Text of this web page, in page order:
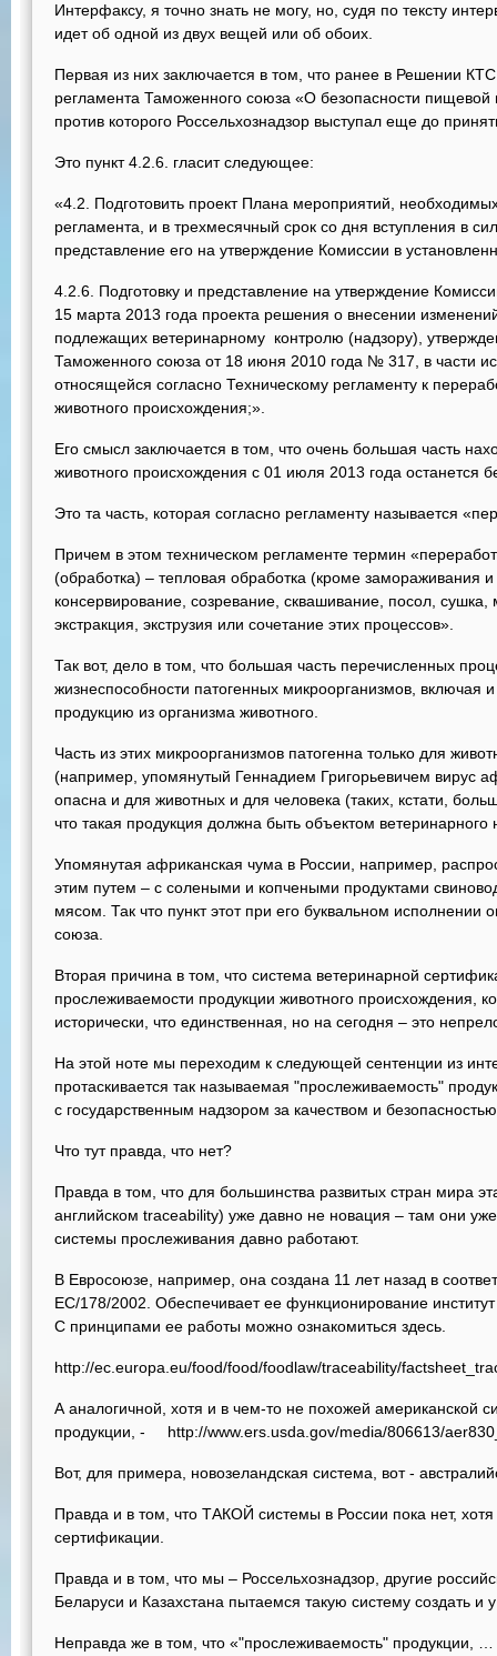
Интерфаксу, я точно знать не могу, но, судя по тексту
идет об одной из двух вещей или об обоих.
Первая из них заключается в том, что ранее в Решении
регламента Таможенного союза «О безопасности пищевой
против которого Россельхознадзор выступал еще до
Это пункт 4.2.6. гласит следующее:
«4.2. Подготовить проект Плана мероприятий,
регламента, и в трехмесячный срок со дня вступления в
представление его на утверждение Комиссии в
4.2.6. Подготовку и представление на утверждение
15 марта 2013 года проекта решения о внесении
подлежащих ветеринарному контролю (надзору),
Таможенного союза от 18 июня 2010 года № 317, в части
относящейся согласно Техническому регламенту к
животного происхождения;».
Его смысл заключается в том, что очень большая часть
животного происхождения с 01 июля 2013 года останется
Это та часть, которая согласно регламенту называется
Причем в этом техническом регламенте термин
(обработка) – тепловая обработка (кроме замораживания
консервирование, созревание, сквашивание, посол,
экстракция, экструзия или сочетание этих процессов».
Так вот, дело в том, что большая часть перечисленных
жизнеспособности патогенных микроорганизмов, включая
продукцию из организма животного.
Часть из этих микроорганизмов патогенна только для
(например, упомянутый Геннадием Григорьевичем вирус
опасна и для животных и для человека (таких, кстати,
что такая продукция должна быть объектом ветеринарного
Упомянутая африканская чума в России, например,
этим путем – с солеными и копчеными продуктами
мясом. Так что пункт этот при его буквальном исполнении
союза.
Вторая причина в том, что система ветеринарной
прослеживаемости продукции животного происхождения,
исторически, что единственная, но на сегодня – это
На этой ноте мы переходим к следующей сентенции из
протаскивается так называемая "прослеживаемость"
с государственным надзором за качеством и
Что тут правда, что нет?
Правда в том, что для большинства развитых стран мира
английском traceability) уже давно не новация – там они
системы прослеживания давно работают.
В Евросоюзе, например, она создана 11 лет назад в
EC/178/2002. Обеспечивает ее функционирование
С принципами ее работы можно ознакомиться здесь.
http://ec.europa.eu/food/food/foodlaw/traceability/
А аналогичной, хотя и в чем-то не похожей американской
продукции, - http://www.ers.usda.gov/media/806613/
Вот, для примера, новозеландская система, вот -
Правда и в том, что ТАКОЙ системы в России пока нет,
сертификации.
Правда и в том, что мы – Россельхознадзор, другие
Беларуси и Казахстана пытаемся такую систему создать и
Неправда же в том, что «"прослеживаемость" продукции,